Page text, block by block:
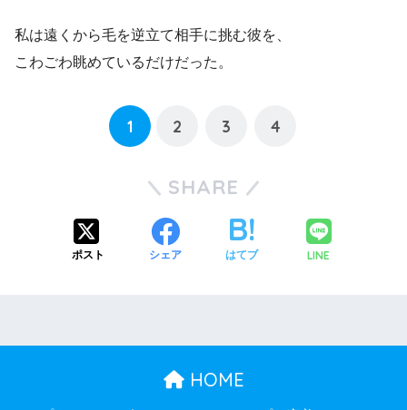
私は遠くから毛を逆立て相手に挑む彼を、
こわごわ眺めているだけだった。
1 2 3 4
SHARE
ポスト シェア はてブ LINE
HOME